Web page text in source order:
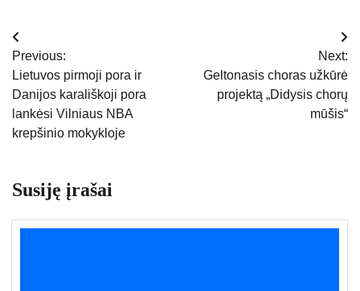
Navigacija
tarp
įrašų
Previous:
Lietuvos pirmoji pora ir
Danijos karališkoji pora
lankėsi Vilniaus NBA
krepšinio mokykloje
Next:
Geltonasis choras užkūrė
projektą „Didysis chorų
mūšis“
Susiję įrašai